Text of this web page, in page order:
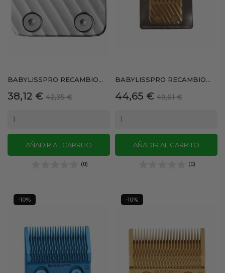
BABYLISSPRO RECAMBIO...
Precio
38,12 € Precio
42,35 €
AÑADIR AL CARRITO
(0)
BABYLISSPRO RECAMBIO...
Precio
44,65 € Precio
49,61 €
AÑADIR AL CARRITO
(0)
-10% -10%